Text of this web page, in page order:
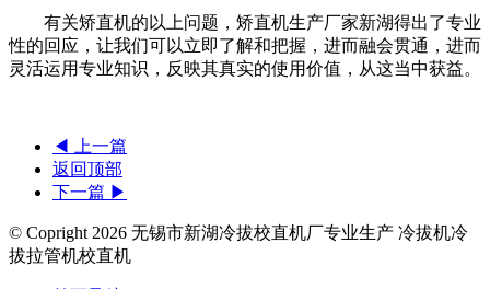
有关矫直机的以上问题，矫直机生产厂家新湖得出了专业
性的回应，让我们可以立即了解和把握，进而融会贯通，进而
灵活运用专业知识，反映其真实的使用价值，从这当中获益。
◀ 上一篇
返回顶部
下一篇 ▶
© Copright 2026 无锡市新湖冷拔校直机厂专业生产 冷拔机冷
拔拉管机校直机